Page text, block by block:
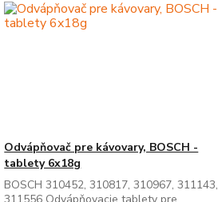
Odvápňovač pre kávovary, BOSCH -
tablety 6x18g
BOSCH 310452, 310817, 310967, 311143,